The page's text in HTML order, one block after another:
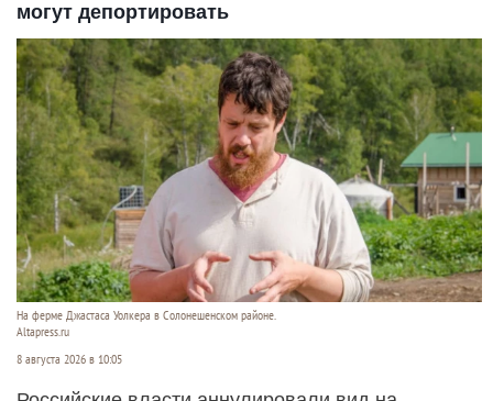
могут депортировать
На ферме Джастаса Уолкера в Солонешенском районе.
Altapress.ru
8 августа 2026 в 10:05